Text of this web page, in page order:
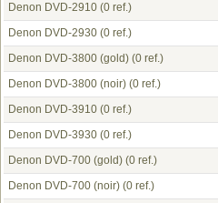
Denon DVD-2910 (0 ref.)
Denon DVD-2930 (0 ref.)
Denon DVD-3800 (gold) (0 ref.)
Denon DVD-3800 (noir) (0 ref.)
Denon DVD-3910 (0 ref.)
Denon DVD-3930 (0 ref.)
Denon DVD-700 (gold) (0 ref.)
Denon DVD-700 (noir) (0 ref.)